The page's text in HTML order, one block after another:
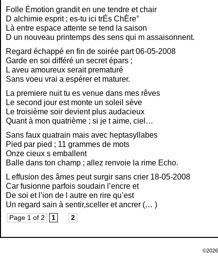
Folle Émotion grandit en une tendre et chair
D alchimie esprit ; es-tu ici trÉs ChÈre°
Là entre espace attente se tend la saison
D un nouveau printemps des sens qui m assaisonnent.
Regard échappé en fin de soirée part 06-05-2008
Garde en soi différé un secret épars ;
L aveu amoureux serait prematuré
Sans voeu vrai a espérer et maturer.
La premiere nuit tu es venue dans mes rêves
Le second jour est monte un soleil sève
Le troisième soir devient plus audacieux
Quant à mon quatrième ; si je t aime, ciel…
Sans faux quatrain mais avec heptasyllabes
Pied par pied ; 11 grammes de mots
Onze cieux s emballent
Balle dans ton champ ; allez renvoie la rime Echo.
L effusion des âmes peut surgir sans crier 18-05-2008
Car fusionne parfois soudain l’encre et
De soi et l’ion de l autre en rire qu’est
Un regard sain à sentir,sceller et ancrer (… )
Page 1 of 2 1 2